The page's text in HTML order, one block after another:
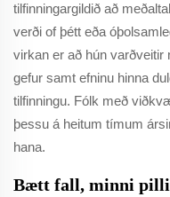
tilfinningargildið að
verði of þétt eða
virkan er að hún
gefur samt efninu hinna
tilfinningu. Fólk með
þessu á heitum tímum
hana.
Bætt fall, minni